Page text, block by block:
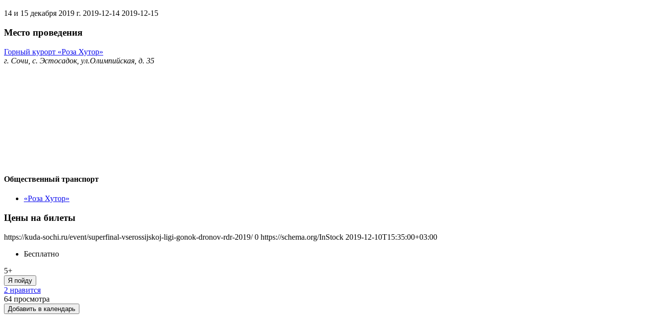
14 и 15 декабря 2019 г. 2019-12-14 2019-12-15
Место проведения
Горный курорт «Роза Хутор»
г. Сочи, с. Эстосадок, ул.Олимпийская, д. 35
Общественный транспорт
«Роза Хутор»
Цены на билеты
https://kuda-sochi.ru/event/superfinal-vserossijskoj-ligi-gonok-dronov-rdr-2019/ 0 https://schema.org/InStock 2019-12-10T15:35:00+03:00
Бесплатно
5+
Я пойду
2 нравится
64 просмотра
Добавить в календарь